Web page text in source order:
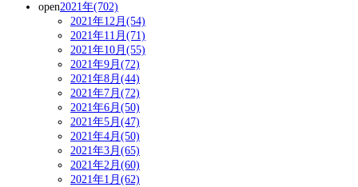
open2021年(702)
2021年12月(54)
2021年11月(71)
2021年10月(55)
2021年9月(72)
2021年8月(44)
2021年7月(72)
2021年6月(50)
2021年5月(47)
2021年4月(50)
2021年3月(65)
2021年2月(60)
2021年1月(62)